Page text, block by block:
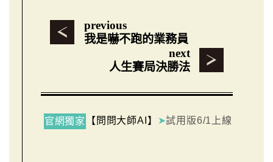
previous
我是嚇不跑的業務員
next
人生賽局決勝法
官網獨家 【問問大師AI】 ➤試用版6/1上線